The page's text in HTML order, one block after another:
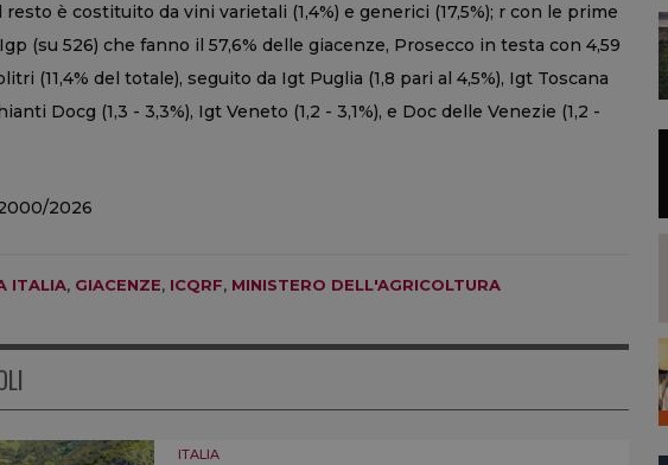
è costituito da vini varietali (1,4%) e generici (17,5%); r con le prime
(su 526) che fanno il 57,6% delle giacenze, Prosecco in testa con 4,59
(11,4% del totale), seguito da Igt Puglia (1,8 pari al 4,5%), Igt Toscana
Docg (1,3 - 3,3%), Igt Veneto (1,2 - 3,1%), e Doc delle Venezie (1,2 -
2026
ITALIA, GIACENZE, ICQRF, MINISTERO DELL'AGRICOLTURA
ITALIA